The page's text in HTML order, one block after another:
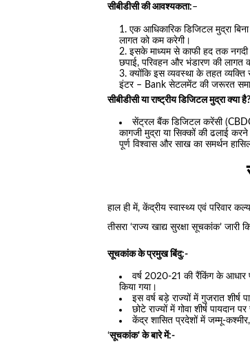
सीबीडीसी की आवश्यकता:–
एक आधिकारिक डिजिटल मुद्रा
लागत को कम करेगी।
इसके माध्यम से काफी हद तक नगदी
छपाई, परिवहन और भंडारण की
क्योंकि इस व्यवस्था के तहत व्यक्ति
इंटर – Bank सेटलमेंट की जरूरत
सीबीडीसी या राष्ट्रीय डिजिटल मुद्रा क्या है?
सेंट्रल बैंक डिजिटल करेंसी
कागजी मुद्रा या सिक्कों की ढलाई
पूर्ण विश्वास और साख का समर्थन
हाल ही में, केंद्रीय स्वास्थ्य एवं परिवार
तीसरा ‘राज्य खाद्य सुरक्षा सूचकांक’ जारी
सूचकांक के प्रमुख बिंदु:-
वर्ष 2020-21 की रैंकिंग के आधार
किया गया।
इस वर्ष बड़े राज्यों में गुजरात
छोटे राज्यों में गोवा शीर्ष
केंद्र शासित प्रदेशों में जम्मू-कश्मीर,
‘सूचकांक’ के बारे में:-